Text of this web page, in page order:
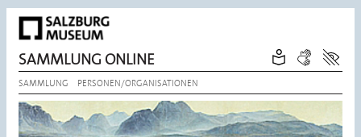
SAMMLUNG ONLINE
SAMMLUNG PERSONEN/ORGANISATIONEN